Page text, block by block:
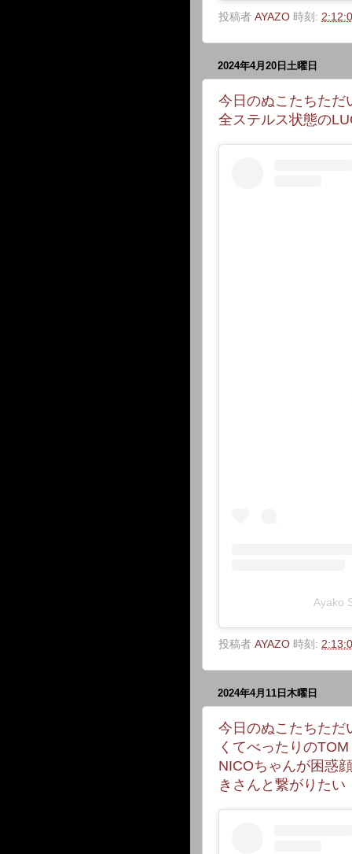
投稿者 AYAZO 時刻:
2024年4月20日土曜日
今日のぬこたちただ
全ステルス状態の
Ayako
投稿者 AYAZO 時刻:
2024年4月11日木曜日
今日のぬこたちた
くてべったりの
NICOちゃんが困惑
きさんと繋がりたい